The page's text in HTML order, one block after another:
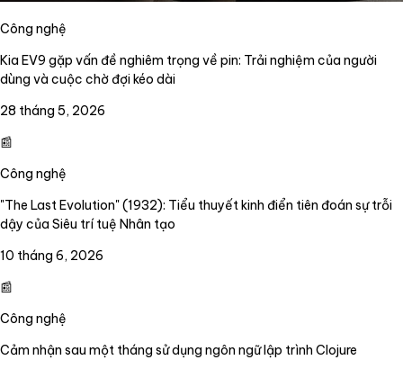
Công nghệ
Kia EV9 gặp vấn đề nghiêm trọng về pin: Trải nghiệm của người
dùng và cuộc chờ đợi kéo dài
28 tháng 5, 2026
📰
Công nghệ
"The Last Evolution" (1932): Tiểu thuyết kinh điển tiên đoán sự trỗi
dậy của Siêu trí tuệ Nhân tạo
10 tháng 6, 2026
📰
Công nghệ
Cảm nhận sau một tháng sử dụng ngôn ngữ lập trình Clojure